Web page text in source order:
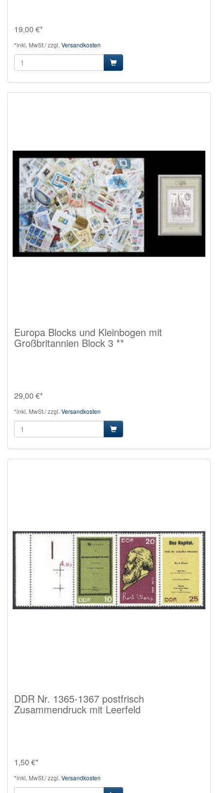
19,00 €*
*inkl. MwSt./ zzgl. Versandkosten
Europa Blocks und Kleinbogen mit
Großbritannien Block 3 **
29,00 €*
*inkl. MwSt./ zzgl. Versandkosten
DDR Nr. 1365-1367 postfrisch
Zusammendruck mit Leerfeld
1,50 €*
*inkl. MwSt./ zzgl. Versandkosten